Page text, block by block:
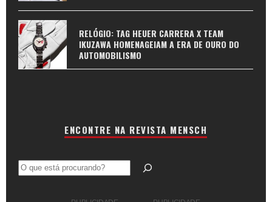
RELÓGIO: TAG HEUER CARRERA X TEAM
IKUZAWA HOMENAGEIAM A ERA DE OURO DO
AUTOMOBILISMO
ENCONTRE NA REVISTA MENSCH
Pesquisar